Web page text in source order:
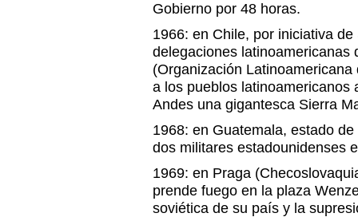
Gobierno por 48 horas.
1966: en Chile, por iniciativa
delegaciones latinoamericanas
(Organización
a los pueblos latinoamericanos
Andes una gigantesca Sierra
1968: en Guatemala, estado
dos militares estadounidenses
1969: en Praga
prende fuego en la plaza
soviética de su país y la